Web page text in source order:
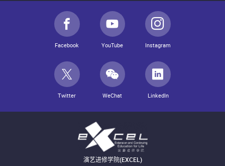
Facebook YouTube Instagram
Twitter WeChat LinkedIn
演艺进修学院(EXCEL)